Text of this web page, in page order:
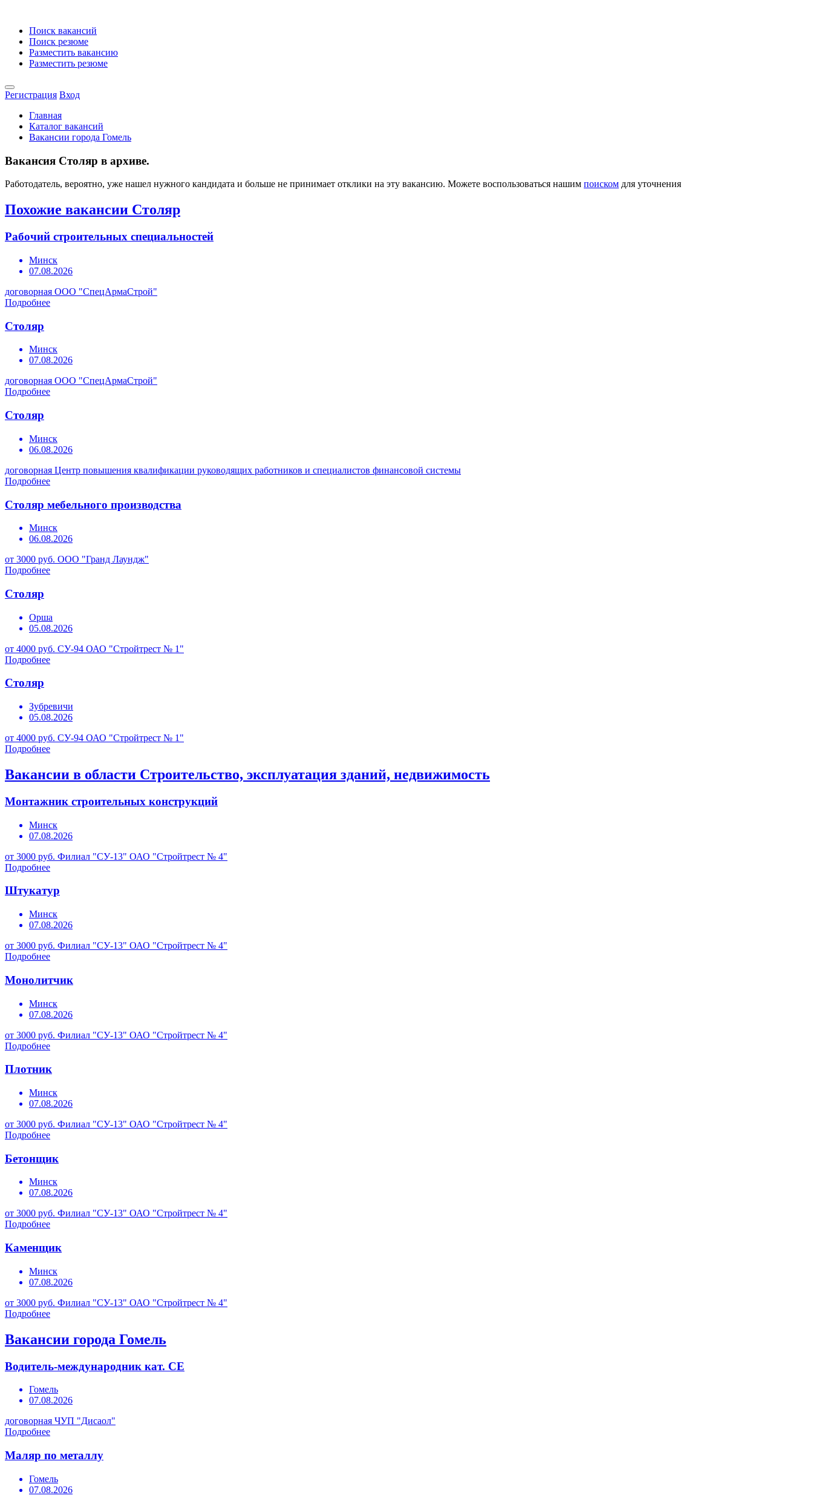
Поиск вакансий
Поиск резюме
Разместить вакансию
Разместить резюме
Регистрация Вход
Главная
Каталог вакансий
Вакансии города Гомель
Вакансия Столяр в архиве.
Работодатель, вероятно, уже нашел нужного кандидата и больше не принимает отклики на эту вакансию. Можете воспользоваться нашим поиском для уточнения
Похожие вакансии Столяр
Рабочий строительных специальностей
Минск
07.08.2026
договорная ООО "СпецАрмаСтрой"
Подробнее
Столяр
Минск
07.08.2026
договорная ООО "СпецАрмаСтрой"
Подробнее
Столяр
Минск
06.08.2026
договорная Центр повышения квалификации руководящих работников и специалистов финансовой системы
Подробнее
Столяр мебельного производства
Минск
06.08.2026
от 3000 руб. ООО "Гранд Лаундж"
Подробнее
Столяр
Орша
05.08.2026
от 4000 руб. СУ-94 ОАО "Стройтрест № 1"
Подробнее
Столяр
Зубревичи
05.08.2026
от 4000 руб. СУ-94 ОАО "Стройтрест № 1"
Подробнее
Вакансии в области Строительство, эксплуатация зданий, недвижимость
Монтажник строительных конструкций
Минск
07.08.2026
от 3000 руб. Филиал "СУ-13" ОАО "Стройтрест № 4"
Подробнее
Штукатур
Минск
07.08.2026
от 3000 руб. Филиал "СУ-13" ОАО "Стройтрест № 4"
Подробнее
Монолитчик
Минск
07.08.2026
от 3000 руб. Филиал "СУ-13" ОАО "Стройтрест № 4"
Подробнее
Плотник
Минск
07.08.2026
от 3000 руб. Филиал "СУ-13" ОАО "Стройтрест № 4"
Подробнее
Бетонщик
Минск
07.08.2026
от 3000 руб. Филиал "СУ-13" ОАО "Стройтрест № 4"
Подробнее
Каменщик
Минск
07.08.2026
от 3000 руб. Филиал "СУ-13" ОАО "Стройтрест № 4"
Подробнее
Вакансии города Гомель
Водитель-международник кат. СЕ
Гомель
07.08.2026
договорная ЧУП "Дисаол"
Подробнее
Маляр по металлу
Гомель
07.08.2026